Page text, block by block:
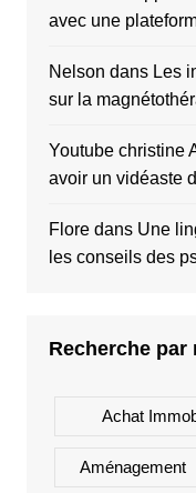
avec une
Nelson dans Les
sur la
Youtube christine
avoir un vidéaste
Floredans Une
les conseils des
Recherche par
Achat
Aménagement